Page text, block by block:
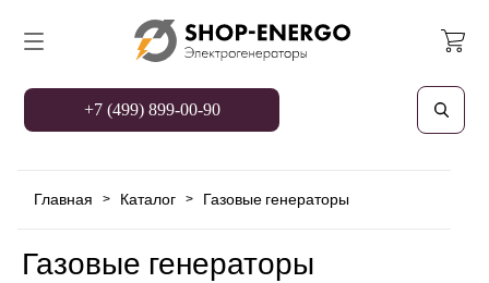
+7 (499) 899-00-90
Главная > Каталог > Газовые генераторы
Газовые генераторы